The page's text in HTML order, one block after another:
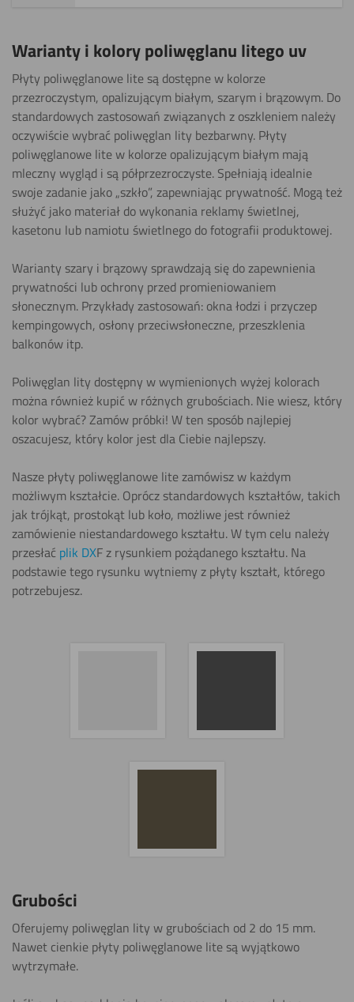
Warianty i kolory poliwęglanu litego uv
Płyty poliwęglanowe lite są dostępne w kolorze
przezroczystym, opalizującym białym, szarym i brązowym. Do
standardowych zastosowań związanych z oszkleniem należy
oczywiście wybrać poliwęglan lity bezbarwny. Płyty
poliwęglanowe lite w kolorze opalizującym białym mają
mleczny wygląd i są półprzezroczyste. Spełniają idealnie
swoje zadanie jako „szkło”, zapewniając prywatność. Mogą też
służyć jako materiał do wykonania reklamy świetlnej,
kasetonu lub namiotu świetlnego do fotografii produktowej.
Warianty szary i brązowy sprawdzają się do zapewnienia
prywatności lub ochrony przed promieniowaniem
słonecznym. Przykłady zastosowań: okna łodzi i przyczep
kempingowych, osłony przeciwsłoneczne, przeszklenia
balkonów itp.
Poliwęglan lity dostępny w wymienionych wyżej kolorach
można również kupić w różnych grubościach. Nie wiesz, który
kolor wybrać? Zamów próbki! W ten sposób najlepiej
oszacujesz, który kolor jest dla Ciebie najlepszy.
Nasze płyty poliwęglanowe lite zamówisz w każdym
możliwym kształcie. Oprócz standardowych kształtów, takich
jak trójkąt, prostokąt lub koło, możliwe jest również
zamówienie niestandardowego kształtu. W tym celu należy
przesłać plik DXF z rysunkiem pożądanego kształtu. Na
podstawie tego rysunku wytniemy z płyty kształt, którego
potrzebujesz.
Grubości
Oferujemy poliwęglan lity w grubościach od 2 do 15 mm.
Nawet cienkie płyty poliwęglanowe lite są wyjątkowo
wytrzymałe.